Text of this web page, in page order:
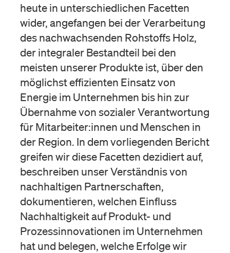
heute in unterschiedlichen Facetten
wider, angefangen bei der Verarbeitung
des nachwachsenden Rohstoffs Holz,
der integraler Bestandteil bei den
meisten unserer Produkte ist, über den
möglichst effizienten Einsatz von
Energie im Unternehmen bis hin zur
Übernahme von sozialer Verantwortung
für Mitarbeiter:innen und Menschen in
der Region. In dem vorliegenden Bericht
greifen wir diese Facetten dezidiert auf,
beschreiben unser Verständnis von
nachhaltigen Partnerschaften,
dokumentieren, welchen Einfluss
Nachhaltigkeit auf Produkt- und
Prozessinnovationen im Unternehmen
hat und belegen, welche Erfolge wir